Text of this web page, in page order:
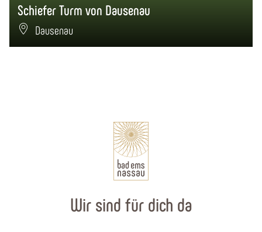
Schiefer Turm von Dausenau
Dausenau
Wir sind für dich da